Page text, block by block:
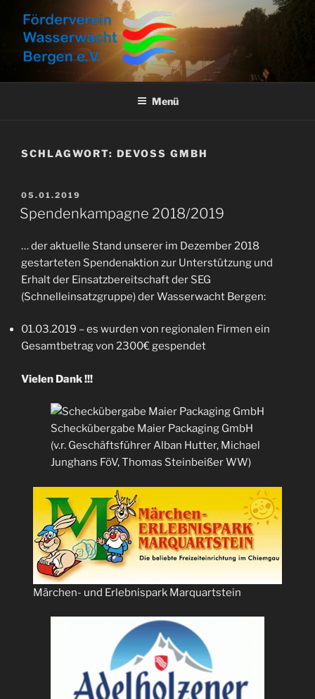
Inhalt
springen
FÖRDERVEREIN
WASSERWACHT BERGEN E.V.
Aktuelles, Aktionen und Informationen
Menü
SCHLAGWORT: DEVOSS GMBH
VERÖFFENTLICHT
AM
05.01.2019
Spendenkampagne 2018/2019
… der aktuelle Stand unserer im Dezember 2018
gestarteten Spendenaktion zur Unterstützung und
Erhalt der Einsatzbereitschaft der SEG
(Schnelleinsatzgruppe) der Wasserwacht Bergen:
01.03.2019 – es wurden von regionalen Firmen ein
Gesamtbetrag von 2300€ gespendet
Vielen Dank !!!
Scheckübergabe Maier Packaging GmbH
(v.r. Geschäftsführer Alban Hutter, Michael
Junghans FöV, Thomas Steinbeißer WW)
Märchen- und Erlebnispark Marquartstein